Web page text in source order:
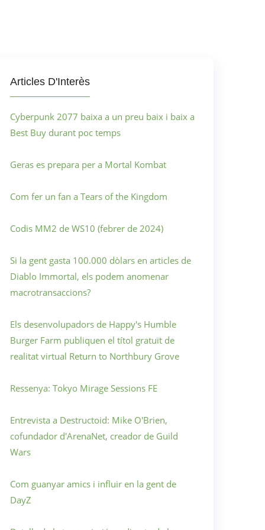
Articles D'Interès
Cyberpunk 2077 baixa a un preu baix i baix a
Best Buy durant poc temps
Geras es prepara per a Mortal Kombat
Com fer un fan a Tears of the Kingdom
Codis MM2 de WS10 (febrer de 2024)
Si la gent gasta 100.000 dòlars en articles de
Diablo Immortal, els podem anomenar
macrotransaccions?
Els desenvolupadors de Happy's Humble
Burger Farm publiquen el títol gratuït de
realitat virtual Return to Northbury Grove
Ressenya: Tokyo Mirage Sessions FE
Entrevista a Destructoid: Mike O'Brien,
cofundador d'ArenaNet, creador de Guild
Wars
Com guanyar amics i influir en la gent de
DayZ